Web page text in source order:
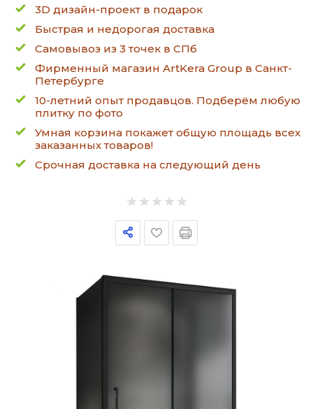
3D дизайн-проект в подарок
Быстрая и недорогая доставка
Самовывоз из 3 точек в СПб
Фирменный магазин ArtKera Group в Санкт-
Петербурге
10-летний опыт продавцов. Подберём любую
плитку по фото
Умная корзина покажет общую площадь всех
заказанных товаров!
Срочная доставка на следующий день